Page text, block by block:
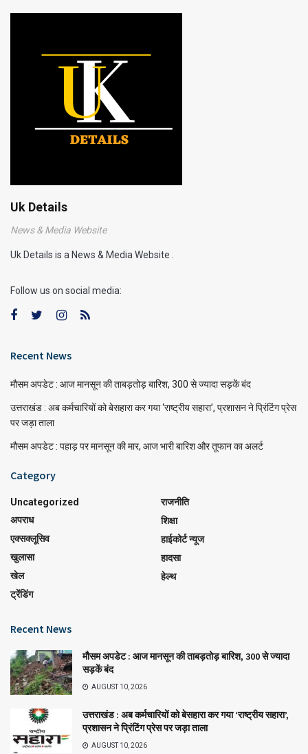
Uk Details
News & Media Website
Uk Details is a News & Media Website .
Follow us on social media:
Recent News
मौसम अपडेट : आज मानसून की ताबड़तोड़ बारिश, 300 से ज्यादा सड़कें बंद
उत्तराखंड : अब कर्मचारियों को बेसहारा कर गया ‘राष्ट्रीय सहारा’, प्रशासन ने प्रिंटिंग प्रेस
पर जड़ा ताला
मौसम अपडेट : पहाड़ पर मानसून की मार, आज भारी बारिश और तूफान का अलर्ट
Category
Uncategorized
अपराध
एक्सक्लूसिव
खुलासा
खेल
ट्रेंडिंग
राजनीति
शिक्षा
हाईकोर्ट न्यूज
हादसा
हेल्थ
Recent News
मौसम अपडेट : आज मानसून की ताबड़तोड़ बारिश, 300 से ज्यादा
सड़कें बंद
AUGUST 10, 2026
उत्तराखंड : अब कर्मचारियों को बेसहारा कर गया ‘राष्ट्रीय सहारा’,
प्रशासन ने प्रिंटिंग प्रेस पर जड़ा ताला
AUGUST 10, 2026